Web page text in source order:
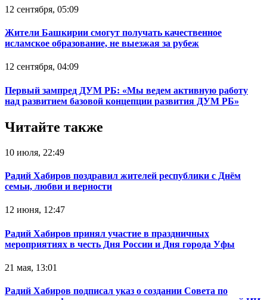
12 сентября, 05:09
Жители Башкирии смогут получать качественное
исламское образование, не выезжая за рубеж
12 сентября, 04:09
Первый зампред ДУМ РБ: «Мы ведем активную работу
над развитием базовой концепции развития ДУМ РБ»
Читайте также
10 июля, 22:49
Радий Хабиров поздравил жителей республики с Днём
семьи, любви и верности
12 июня, 12:47
Радий Хабиров принял участие в праздничных
мероприятиях в честь Дня России и Дня города Уфы
21 мая, 13:01
Радий Хабиров подписал указ о создании Совета по